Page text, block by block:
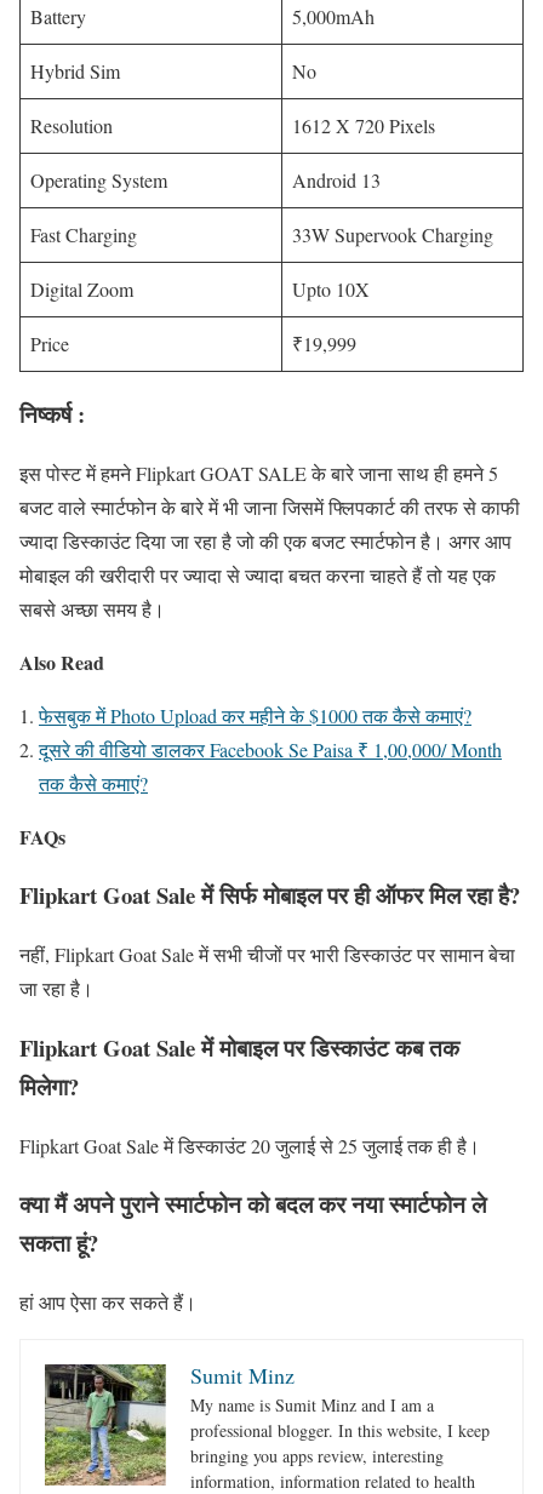
Battery 5,000mAh
Hybrid Sim No
Resolution 1612 X 720 Pixels
Operating System Android 13
Fast Charging 33W Supervook Charging
Digital Zoom Upto 10X
Price ₹19,999
निष्कर्ष :
इस पोस्ट में हमने Flipkart GOAT SALE के बारे जाना साथ ही हमने 5
बजट वाले स्मार्टफोन के बारे में भी जाना जिसमें फ्लिपकार्ट की तरफ से काफी
ज्यादा डिस्काउंट दिया जा रहा है जो की एक बजट स्मार्टफोन है। अगर आप
मोबाइल की खरीदारी पर ज्यादा से ज्यादा बचत करना चाहते हैं तो यह एक
सबसे अच्छा समय है।
Also Read
फेसबुक में Photo Upload कर महीने के $1000 तक कैसे कमाएं?
दूसरे की वीडियो डालकर Facebook Se Paisa ₹ 1,00,000/ Month
तक कैसे कमाएं?
FAQs
Flipkart Goat Sale में सिर्फ मोबाइल पर ही ऑफर मिल रहा है?
नहीं, Flipkart Goat Sale में सभी चीजों पर भारी डिस्काउंट पर सामान बेचा
जा रहा है।
Flipkart Goat Sale में मोबाइल पर डिस्काउंट कब तक
मिलेगा?
Flipkart Goat Sale में डिस्काउंट 20 जुलाई से 25 जुलाई तक ही है।
क्या मैं अपने पुराने स्मार्टफोन को बदल कर नया स्मार्टफोन ले
सकता हूं?
हां आप ऐसा कर सकते हैं।
Sumit Minz
My name is Sumit Minz and I am a
professional blogger. In this website, I keep
bringing you apps review, interesting
information, information related to health